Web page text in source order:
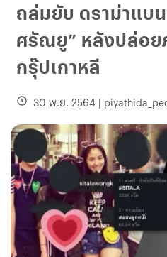
ถล่มยับ ดราม่าแบ
ศรัณยู” หลังปล่อย
กรุ๊ปเกาหลี
30 พ.ย. 2564 |